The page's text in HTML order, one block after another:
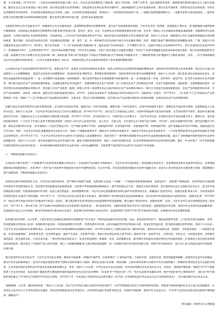
展、大力度推进。2014年3月，《深化文化体制改革实施方案》出台，为文化改革发展制定了路线图、确立了时间表、布置了任务书。总的思路和布局是，紧紧围绕培育和弘扬社会主义核心价值
观、建设社会主义文化强国这一核心目标，着力抓住完善文化管理体制、深化国有文化单位改革的关键环节，加快构建现代公共文化服务体系、现代文化市场体系、优秀传统文化传承体系、对外文
化传播和对外话语体系、文化政策法规体系这五大体系。由此，文化体制改革纵深推进、精准发力。一系列指导意见陆续下发，一批重大政策措施相继出台，一批重点改革任务迅速落地，一批具有
四梁八柱性质的重大改革取得突破性进展，重点改革支撑作用日益凸显，呈现出良好发展态势。
全面提升现代公共文化服务水平。构建现代公共文化服务体系，是保障和改善民生的重要举措，是文化产业发展的根本基础。习近平总书记一再强调，全面建成小康社会，是“国家物质力量和精神
力量都增强，全国各族人民物质生活和精神生活都改善”的全面小康，是经济、政治、文化、社会和生态文明协调发展的全面小康。近年来，我国公共文化服务体系建设成效显著，但随着经济社会快
速发展，人民群众精神文化需求快速增长、日趋多样化，公共文化产品和服务供给水平不高、城乡区域文化发展差距大等问题更加凸显。党的十八大以来，我国现代公共文化服务体系建设呈现出整
体推进、重点突破、全面提升的良好态势，初步建成包括国家、省、地市、县、乡、村和城市社区在内的六级公共文化服务网络。目前，我国已建成广播电视现代传输覆盖体系，广播、电视人口综
合覆盖率分别达到98.37%、98.88%。着力补齐短板，“十二五”末村村通工程顺利收官，惠及全国1.5亿农村群众，户户通用户近1亿。全国共有群众文化机构44479个，其中乡镇综合文化站34240
个；有博物馆4109个、公共图书馆3153个；有245条农村数字院线、约5万余支放映队，实现了流动电影公共服务全覆盖；60多万个农家书屋覆盖全国有基本条件的行政村，累计向农民配送图书10
亿册。农村数字文化工程将文化信息送到村一级，新闻出版“东风工程”有效提升了民族文字新闻出版生产供给能力和服务水平；广播影视“西新工程”覆盖9个少数民族省区，等等。《关于加快构建现
代公共文化服务体系的意见》《公共文化服务保障法》的出台，为加快完善公共文化服务体系提供了基本遵循和重要保障。
大力推动文化产业成为国民经济支柱性产业。发展文化产业，是满足人民多样化精神文化需求、提高人民群众生活品质和幸福感的重要途径，是推动中华优秀传统文化传承发展、使社会主义核心价
值观深入人心的重要载体，是提升文化软实力的重要途径，是适应经济发展新常态、贯彻落实新发展理念、加快转变经济发展方式的重要举措。党的十八大以来，我们坚持把社会效益放在首位、实
现社会效益和经济效益相统一，进一步完善两个效益相统一的体制机制；我们发挥市场在文化资源配置中的积极作用，进一步加快建立统一开放、竞争有序、诚信守法、监管有力的现代文化市场体
系；我们着力提高文化产业发展质量和效益，走规模化集约化专业化路子，积极调整优化文化产业结构，进一步推动文化产业结构优化升级，文化产业蓬勃发展、成效显著，总量规模稳步提升，深
圳华强文化科技集团股份有限公司、西安曲江文化产业投资（集团）有限公司等一批优秀文化企业成为推动文化产业发展的领头羊；我们大力促进文化领域创新创业，文化产品和服务更加丰富，文
化产业在稳增长、促改革、调结构、惠民生等方面的贡献更加突出。2016年，全国文化及相关产业增加值占GDP比例达4.07%，贡献率进一步提升。2017年4月，《文化部“十三五”时期文化产业发
展规划》印发，明确了“十三五”时期文化产业发展的总体要求、主要任务、重点行业和保障措施，是引领文化产业发展的顶层设计和根本指南，必将开创文化产业发展新局面。
积极引领文艺创作和哲学社会科学繁荣发展。文艺是时代前进的号角，最能代表一个时代的风貌，最能引领一个时代的风气。实现中华民族伟大复兴，需要坚忍不拔的伟大精神，也需要振奋人心的
伟大作品。党的十八大以来，习近平总书记多次对文艺工作作出重要论述。2014年10月15日，他在文艺工作座谈会上指出，实现中华民族伟大复兴的中国梦，文艺的作用不可替代，要创作出更好更
多的文艺作品，为建设社会主义文化强国作出新的更大的贡献。2016年11月30日，在中国文联十大、中国作协九大开幕式上，习近平总书记进一步深刻论述文艺创作的重大意义、重要方法、基本原
则和根本要求。广大文艺工作者认真学习贯彻讲话精神，坚持以人民为中心的创作导向，深入生活、扎根人民，文艺创作正从“高原”迈向“高峰”。2016年，全国出版图书50万种，期刊总印数27.4亿
册，报纸总印数394.4亿份，其中涌现出一大批文艺精品力作；生产电影故事片772部、动画电影49部、纪录电影32部、科教电影67部、特种电影24部，国产电视剧330部14768集，电视动画片近
12万分钟。同时，习近平总书记高度重视哲学社会科学工作，强调一个国家的发展水平，既取决于自然科学发展水平，也取决于哲学社会科学发展水平，一个没有繁荣的哲学社会科学的国家不可能
走在世界前列。2016年5月17日，习近平总书记在哲学社会科学工作座谈会上发表重要讲话，深刻回答了一系列事关我国哲学社会科学长远发展的根本问题，提出了加快构建中国特色哲学社会科学
的战略任务。党的十八大以来，党中央实施哲学社会科学创新工程，建设中国特色新型智库，推出一大批代表国家水准、具有世界影响的哲学社会科学研究成果。最近，中央印发了《关于加快构建
中国特色哲学社会科学的意见》，对加快构建中国特色哲学社会科学进一步作出战略部署，为新形势下做好哲学社会科学工作提供了科学指南。
三、不断提高国家文化软实力
文化软实力集中体现了一个国家基于文化而具有的凝聚力和生命力，以及由此产生的吸引力和影响力。习近平总书记深刻指出，提高国家文化软实力，关系我国在世界文化格局中的定位，关系我国
国际地位和国际影响力，关系“两个一百年”奋斗目标和中华民族伟大复兴中国梦的实现。在当代中国，无论是在激烈的国际文化竞争中赢得主动，还是为人类文明进步作出新的更大贡献，都需要我们
勇于创新创造，不断提高国家文化软实力。
传承和弘扬中华优秀传统文化。不忘历史才能开辟未来，善于继承才能善于创新。优秀传统文化是一个国家、一个民族传承和发展的根本，如果丢掉了，就割断了精神命脉。在5000多年文明发展
中孕育的中华优秀传统文化，积淀着中华民族最深沉的精神追求，代表着中华民族独特的精神标识，是中华民族生生不息、发展壮大的丰厚滋养，是中国特色社会主义植根的文化沃土，是当代中国
发展的突出优势，对延续和发展中华文明、促进人类文明进步，发挥着重要作用。习近平总书记高度重视传承和弘扬中华优秀传统文化，明确提出“创造性转化、创新性发展”基本方针，为传承发展中
华优秀传统文化提供了根本遵循。2013年11月，习近平总书记在山东考察工作时提出，要加强对中华优秀传统文化的挖掘和阐发，努力实现中华传统美德的“创造性转化、创新性发展”。2014年2
月，他在主持中央政治局第13次集体学习时进一步提出，要认真汲取中华优秀传统文化的思想精华和道德精髓，重点做好“创造性转化、创新性发展”。此后，习近平总书记多次强调要坚持这一基本
方针。2017年1月，党中央下发《关于实施中华优秀传统文化传承发展工程的意见》，将“创造性转化、创新性发展”基本方针写入指导思想。这既是延续中华文脉、推动中华文化现代化的战略举措，
也是建设社会主义文化强国、推动中华民族伟大复兴的文化宣言；既是我们对待传统文化的总开关，也是新形势下处理“守”和“变”关系的科学指南，必将推动中华文化繁荣发展。
坚持我们的文明观。当今世界，人类文明无论在物质还是精神方面都取得了巨大进步，同时也面临着许多突出问题。比如，贫富差距持续扩大、物欲追求奢华无度、人与自然关系日趋紧张，等等。
特别是随着全球化深入发展，各国联系日益加深，中国的发展离不开世界，世界也离不开中国。如何正确处理不同文明间的关系、促进文明互鉴共进，更为紧迫地摆在世界面前。党的十八大以来，
习近平总书记在国内外许多重要场合，比如在2014年访问欧洲和联合国教科文组织、2015年出席第七十届联合国大会一般性辩论时，都对此作出深刻论述。他强调，文明是多彩的，“一花独放不是
春，百花齐放春满园”，多样带来交流，交流孕育融合，融合产生进步；文明是平等的，各种人类文明在价值上是平等的，都各有千秋，也各有不足，没有高低、优劣之分；文明是包容的，文明因交
流而多彩、因互鉴而丰富，只有交流互鉴，一种文明才能充满生命力，这是文明发展的一条规律，等等。这些重要论述，凝结着中华民族在长期文明交往中的思想智慧，反映着对人类文明历史和现
实的深刻思考，集中表达了中国共产党人的文明观。我们一方面要积极吸收人类文明的优秀成果，另一方面要扎根中华文明的深厚土壤，传承中华文明的优长，努力为人类文明进步提供中国智慧、
中国方案。
着力提高对外文化开放水平。习近平总书记多次强调，要讲好中国故事，传播好中国声音，向世界展示一个真实的中国、立体的中国、全面的中国；要加强提炼和阐释，拓展对外交流平台和载体，
展示中华文化的独特魅力，把当代中国价值观念贯穿于国际交流和传播方方面面；要综合运用大众传播、群体传播、人际传播等多种方式展示中华文化独特魅力，把继承优秀传统文化又弘扬时代精
神、立足本国又面向世界的当代中国文化创新成果传播出去，等等。党的十八大以来，中华文化走出去步伐加快，对外及对港澳台文化交流向全方位、多层次、宽领域不断拓展，我国已与157个国家
签署了文化合作协定，初步形成了覆盖世界主要国家和地区的政府间文化交流与合作网络。“欢乐春节”“中国文化年（节）”等文化品牌活动遍及全球。海外中国文化中心增加到30个。现已在140个国
家和地区建立了513所孔子学院和1074所孔子课堂。2016年11月，中央深改小组第29次会议审议通过《关于进一步加强和改进中华文化走出去工作的指导意见》，有力推动着中华文化走出去。
“鲲鹏展翅，九万里，翻动扶摇羊角。”党的十八大以来，在以习近平同志为核心的党中央坚强领导下，从牢牢掌握意识形态工作领导权和话语权，到推进为民族铸魂的社会主义核心价值观建设；从
坚持以人民为中心工作导向促进文化惠民，到以改革创新激发文化市场活力；从传承和弘扬中华优秀传统文化，到讲好中国故事、推动中华文化走出去，“中华号”文化巨轮在新的历史航程中乘风破
浪、扬帆前行！
责任编辑：孙煜华 李 达 周昭成